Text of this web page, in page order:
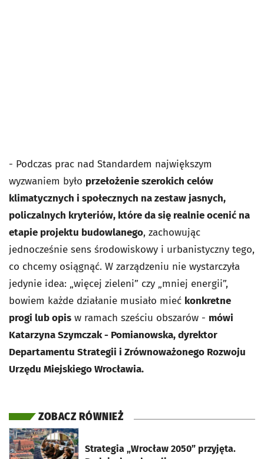
- Podczas prac nad Standardem największym
wyzwaniem było przełożenie szerokich celów
klimatycznych i społecznych na zestaw jasnych,
policzalnych kryteriów, które da się realnie ocenić na
etapie projektu budowlanego, zachowując
jednocześnie sens środowiskowy i urbanistyczny tego,
co chcemy osiągnąć. W zarządzeniu nie wystarczyła
jedynie idea: „więcej zieleni” czy „mniej energii”,
bowiem każde działanie musiało mieć konkretne
progi lub opis w ramach sześciu obszarów - mówi
Katarzyna Szymczak - Pomianowska, dyrektor
Departamentu Strategii i Zrównoważonego Rozwoju
Urzędu Miejskiego Wrocławia.
ZOBACZ RÓWNIEŻ
Strategia „Wrocław 2050” przyjęta.
otworzy się w nowej karcie